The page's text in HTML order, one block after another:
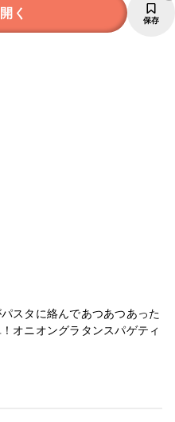
く 保存
スタに絡んであつあつあった
オニオングラタンスパゲティ